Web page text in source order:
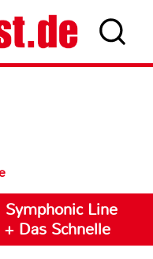
Symphonic Line
Das Schnelle